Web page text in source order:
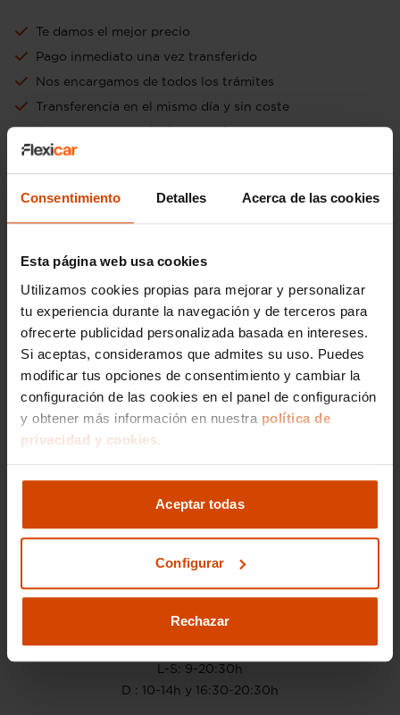
Consentimiento Detalles Acerca de las cookies
Esta página web usa cookies
Utilizamos cookies propias para mejorar y personalizar
tu experiencia durante la navegación y de terceros para
ofrecerte publicidad personalizada basada en intereses.
Si aceptas, consideramos que admites su uso. Puedes
modificar tus opciones de consentimiento y cambiar la
configuración de las cookies en el panel de configuración
y obtener más información en nuestra política de
privacidad y cookies.
Aceptar todas
Configurar
Rechazar
Te damos el mejor precio
Pago inmediato una vez transferido
Nos encargamos de todos los trámites
Transferencia en el mismo día y sin coste
Aceptamos tu vehículo como forma de pago
Si lo prefieres,
gestionamos la venta de
tu vehículo
Nos encargamos de todos los trámites
Reportaje fotográfico
Publicación en los principales portales
910 605 222
L-S: 9-20:30h
D : 10-14h y 16:30-20:30h